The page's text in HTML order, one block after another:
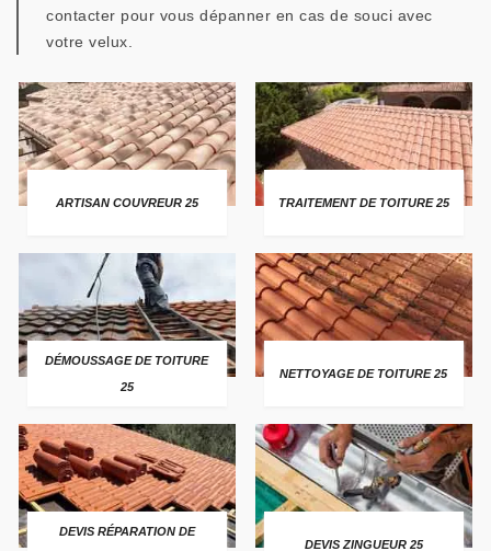
contacter pour vous dépanner en cas de souci avec
votre velux.
ARTISAN COUVREUR 25 TRAITEMENT DE TOITURE 25
DÉMOUSSAGE DE TOITURE
25
NETTOYAGE DE TOITURE 25
DEVIS RÉPARATION DE
DEVIS ZINGUEUR 25